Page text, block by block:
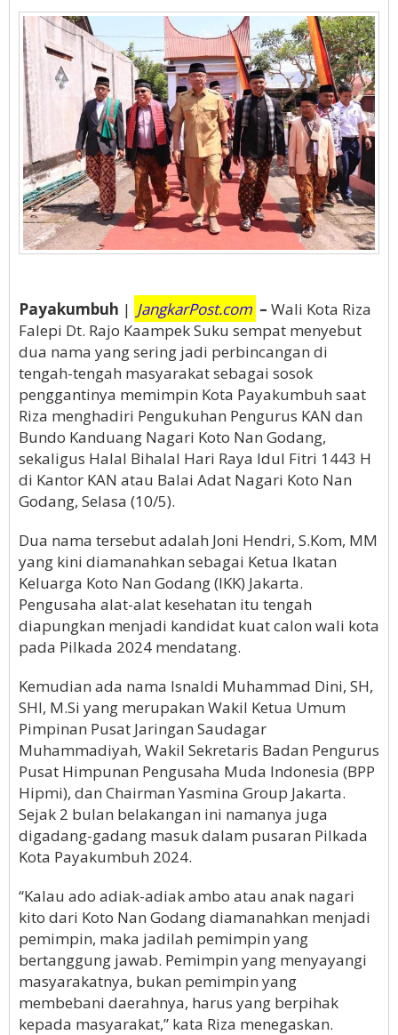
Payakumbuh | JangkarPost.com – Wali Kota Riza
Falepi Dt. Rajo Kaampek Suku sempat menyebut
dua nama yang sering jadi perbincangan di
tengah-tengah masyarakat sebagai sosok
penggantinya memimpin Kota Payakumbuh saat
Riza menghadiri Pengukuhan Pengurus KAN dan
Bundo Kanduang Nagari Koto Nan Godang,
sekaligus Halal Bihalal Hari Raya Idul Fitri 1443 H
di Kantor KAN atau Balai Adat Nagari Koto Nan
Godang, Selasa (10/5).
Dua nama tersebut adalah Joni Hendri, S.Kom, MM
yang kini diamanahkan sebagai Ketua Ikatan
Keluarga Koto Nan Godang (IKK) Jakarta.
Pengusaha alat-alat kesehatan itu tengah
diapungkan menjadi kandidat kuat calon wali kota
pada Pilkada 2024 mendatang.
Kemudian ada nama Isnaldi Muhammad Dini, SH,
SHI, M.Si yang merupakan Wakil Ketua Umum
Pimpinan Pusat Jaringan Saudagar
Muhammadiyah, Wakil Sekretaris Badan Pengurus
Pusat Himpunan Pengusaha Muda Indonesia (BPP
Hipmi), dan Chairman Yasmina Group Jakarta.
Sejak 2 bulan belakangan ini namanya juga
digadang-gadang masuk dalam pusaran Pilkada
Kota Payakumbuh 2024.
“Kalau ado adiak-adiak ambo atau anak nagari
kito dari Koto Nan Godang diamanahkan menjadi
pemimpin, maka jadilah pemimpin yang
bertanggung jawab. Pemimpin yang menyayangi
masyarakatnya, bukan pemimpin yang
membebani daerahnya, harus yang berpihak
kepada masyarakat,” kata Riza menegaskan.